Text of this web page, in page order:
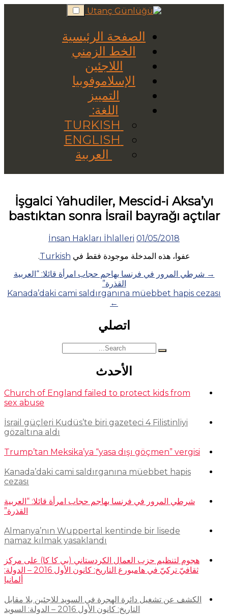
Skip
to
الصفحة الرئيسية
الخط الزمني
اللاجئين
الإسلاموفوبيا
التمييز
اللغة:
العربية
İşgalci Yahudiler, Mescid-i Aksa’yı
bastıktan sonra İsrail bayrağı açtılar
01/05/2018
İnsan Hakları İhlalleri
عفوا، هذه المدخلة موجودة فقط في Turkish
.
Posts
navigation
→ شرطي المرور في فرنسا يهاجم حجاب امرأة قائلا: “العربية
القذرة”
Kanada’daki cami saldırganına müebbet hapis cezası
←
اتصلي
Search
for:
الأحدث
Church of England failed to protect kids from
sex abuse
İsrail güçleri Kudüs’te biri gazeteci 4 Filistinliyi
gözaltına aldı
Trump’tan Meksika’ya “yasa dışı göçmen” vergisi
Kanada’daki cami saldırganına müebbet hapis
cezası
شرطي المرور في فرنسا يهاجم حجاب امرأة قائلا: “العربية
القذرة”
Almanya’nın Wuppertal kentinde bir lisede
namaz kılmak yasaklandı
هجوم لتنظيم حزب العمال الكردستاني (بي كا كا) على مركز
ثقافيّ تركيّ في هامبورغ التاريخ: كانون الأول 2016 – الدولة:
ألمانيا
الكشف عن تشغيل دائرة الهجرة في السويد للاجئين بلا مقابل
التاريخ: كانون الأول 2016 – الدولة: السويد